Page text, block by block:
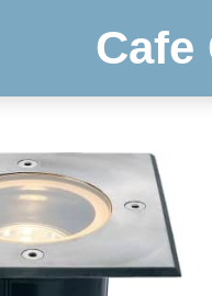
Cafe